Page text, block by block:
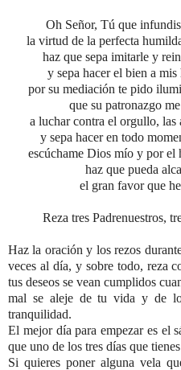
Oh Señor, Tú que
la virtud de la perfecta
haz que sepa imitarle y
y sepa hacer el bien a
por su mediación te pido
que su patronazgo
a luchar contra el orgullo, las
y sepa hacer en todo
escúchame Dios mío y por el
haz que pueda
el gran favor que
Reza tres Padrenuestros,
Haz la oración y los rezos
veces al día, y sobre todo, reza
tus deseos se vean cumplidos
mal se aleje de tu vida y de
tranquilidad.
El mejor día para empezar es el
que uno de los tres días que
Si quieres poner alguna vela